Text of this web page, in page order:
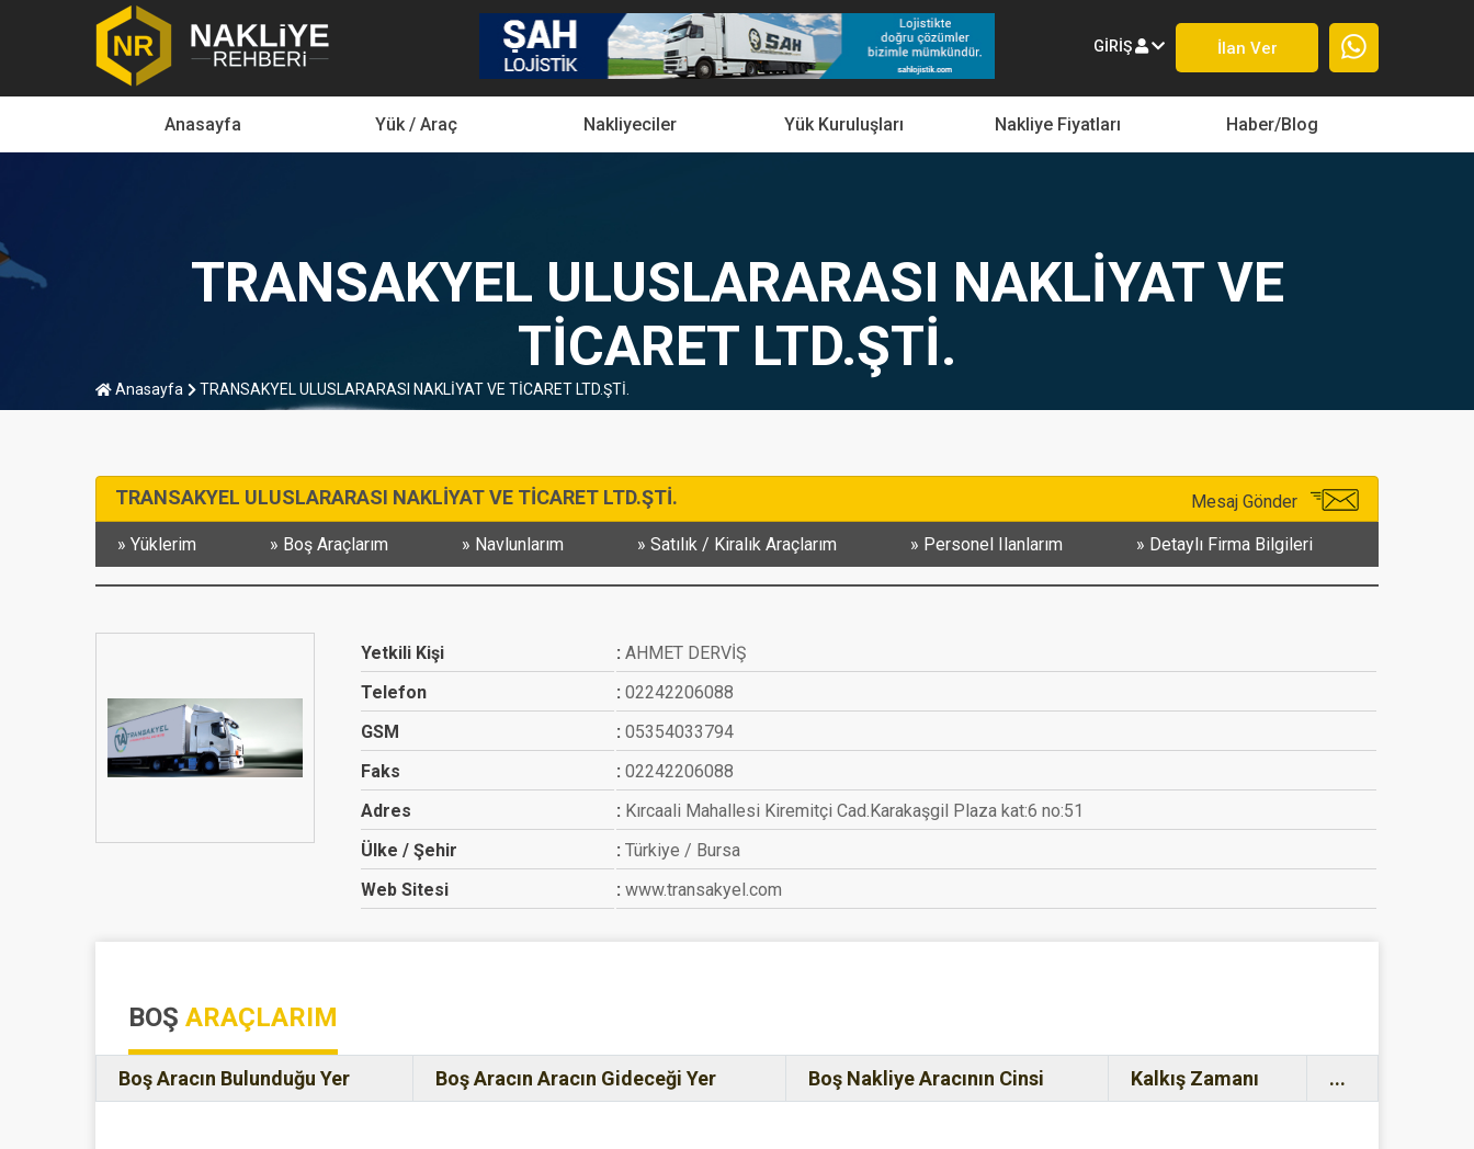
GIRIŞ İlan Ver
Anasayfa Yük / Araç Nakliyeciler Yük Kuruluşları Nakliye Fiyatları Haber/Blog
TRANSAKYEL ULUSLARARASI NAKLİYAT VE
TİCARET LTD.ŞTİ.
Anasayfa TRANSAKYEL ULUSLARARASI NAKLİYAT VE TİCARET LTD.ŞTİ.
TRANSAKYEL ULUSLARARASI NAKLİYAT VE TİCARET LTD.ŞTİ. Mesaj Gönder
Yüklerim Boş Araçlarım Navlunlarım Satılık / Kiralık Araçlarım Personel Ilanlarım Detaylı Firma Bilgileri
Yetkili Kişi
AHMET DERVİŞ
Telefon
02242206088
GSM
05354033794
Faks
02242206088
Adres
Kırcaali Mahallesi Kiremitçi Cad.Karakaşgil Plaza kat:6 no:51
Ülke / Şehir
Türkiye / Bursa
Web Sitesi
www.transakyel.com
BOŞ ARAÇLARIM
Boş Aracın Bulunduğu Yer Boş Aracın Aracın Gideceği Yer Boş Nakliye Aracının Cinsi Kalkış Zamanı ...